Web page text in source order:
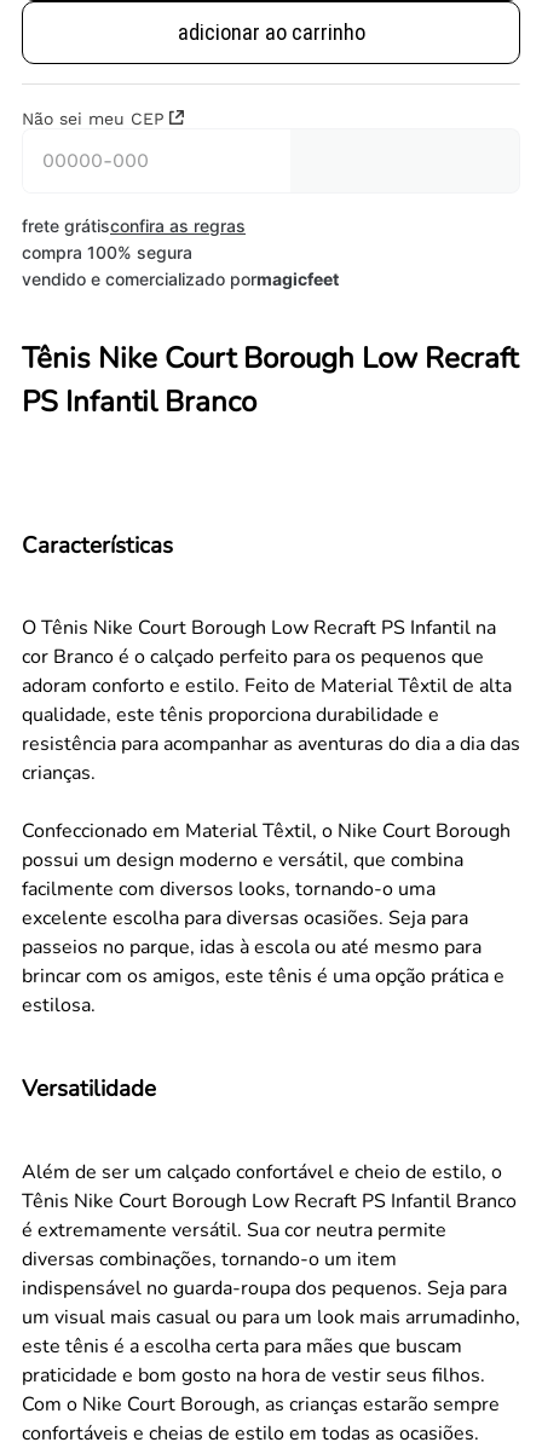
adicionar ao carrinho
Não sei meu CEP
frete grátisconfira as regras
compra 100% segura
vendido e comercializado pormagicfeet
Tênis Nike Court Borough Low Recraft
PS Infantil Branco
Características
O Tênis Nike Court Borough Low Recraft PS Infantil na
cor Branco é o calçado perfeito para os pequenos que
adoram conforto e estilo. Feito de Material Têxtil de alta
qualidade, este tênis proporciona durabilidade e
resistência para acompanhar as aventuras do dia a dia das
crianças.
Confeccionado em Material Têxtil, o Nike Court Borough
possui um design moderno e versátil, que combina
facilmente com diversos looks, tornando-o uma
excelente escolha para diversas ocasiões. Seja para
passeios no parque, idas à escola ou até mesmo para
brincar com os amigos, este tênis é uma opção prática e
estilosa.
Versatilidade
Além de ser um calçado confortável e cheio de estilo, o
Tênis Nike Court Borough Low Recraft PS Infantil Branco
é extremamente versátil. Sua cor neutra permite
diversas combinações, tornando-o um item
indispensável no guarda-roupa dos pequenos. Seja para
um visual mais casual ou para um look mais arrumadinho,
este tênis é a escolha certa para mães que buscam
praticidade e bom gosto na hora de vestir seus filhos.
Com o Nike Court Borough, as crianças estarão sempre
confortáveis e cheias de estilo em todas as ocasiões.